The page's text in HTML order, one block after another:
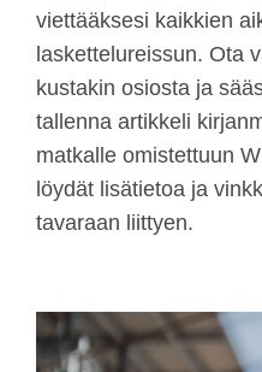
viettääksesi kaikkien
laskettelureissun. Ota
kustakin osiosta ja
tallenna artikkeli
matkalle omistettuun
löydät lisätietoa ja
tavaraan liittyen.